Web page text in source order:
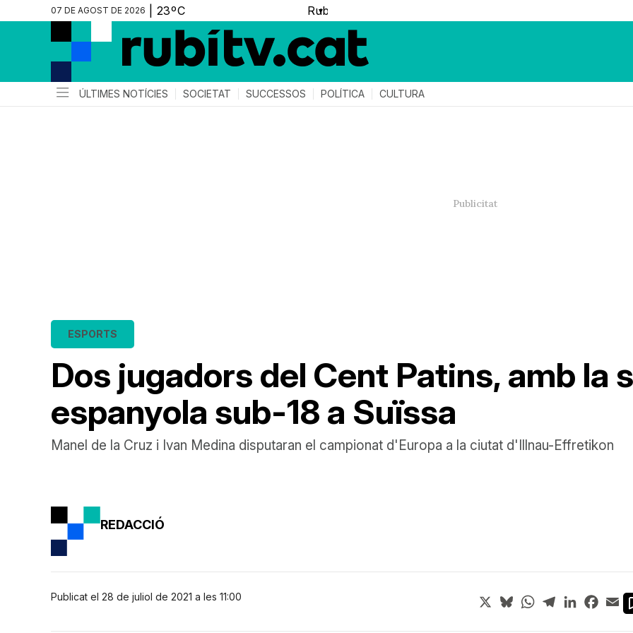
07 DE AGOST DE 2026 ▼
ÚLTIMES NOTÍCIES SOCIETAT SUCCESSOS POLÍTICA CULTURA
Dos jugadors del Cent Patins, amb la
espanyola sub-18 a Suïssa
ESPORTS
Manel de la Cruz i Ivan Medina disputaran el campionat d'Europa a la ciutat d'Illnau-Effretikon
REDACCIÓ
Publicat el 28 de juliol de 2021 a les 11:00 X BlueskyWhatsApp
TelegramLinkedIn